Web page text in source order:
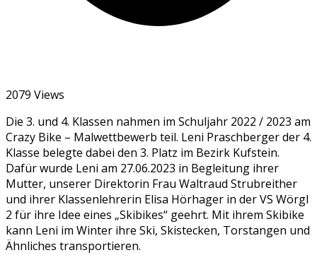
2079 Views
Die 3. und 4. Klassen nahmen im Schuljahr 2022 / 2023 am
Crazy Bike – Malwettbewerb teil. Leni Praschberger der 4.
Klasse belegte dabei den 3. Platz im Bezirk Kufstein.
Dafür wurde Leni am 27.06.2023 in Begleitung ihrer
Mutter, unserer Direktorin Frau Waltraud Strubreither
und ihrer Klassenlehrerin Elisa Hörhager in der VS Wörgl
2 für ihre Idee eines „Skibikes“ geehrt. Mit ihrem Skibike
kann Leni im Winter ihre Ski, Skistecken, Torstangen und
Ähnliches transportieren.